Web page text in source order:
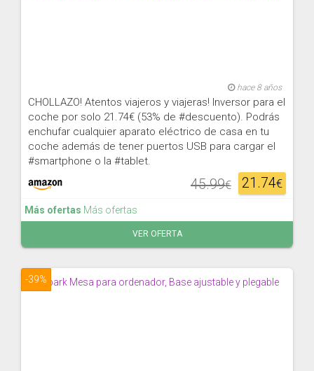
hace 8 años
CHOLLAZO! Atentos viajeros y viajeras! Inversor para el
coche por solo 21.74€ (53% de #descuento). Podrás
enchufar cualquier aparato eléctrico de casa en tu
coche además de tener puertos USB para cargar el
#smartphone o la #tablet.
21.74€
45.99€
Más ofertas Más ofertas
VER OFERTA
-39%